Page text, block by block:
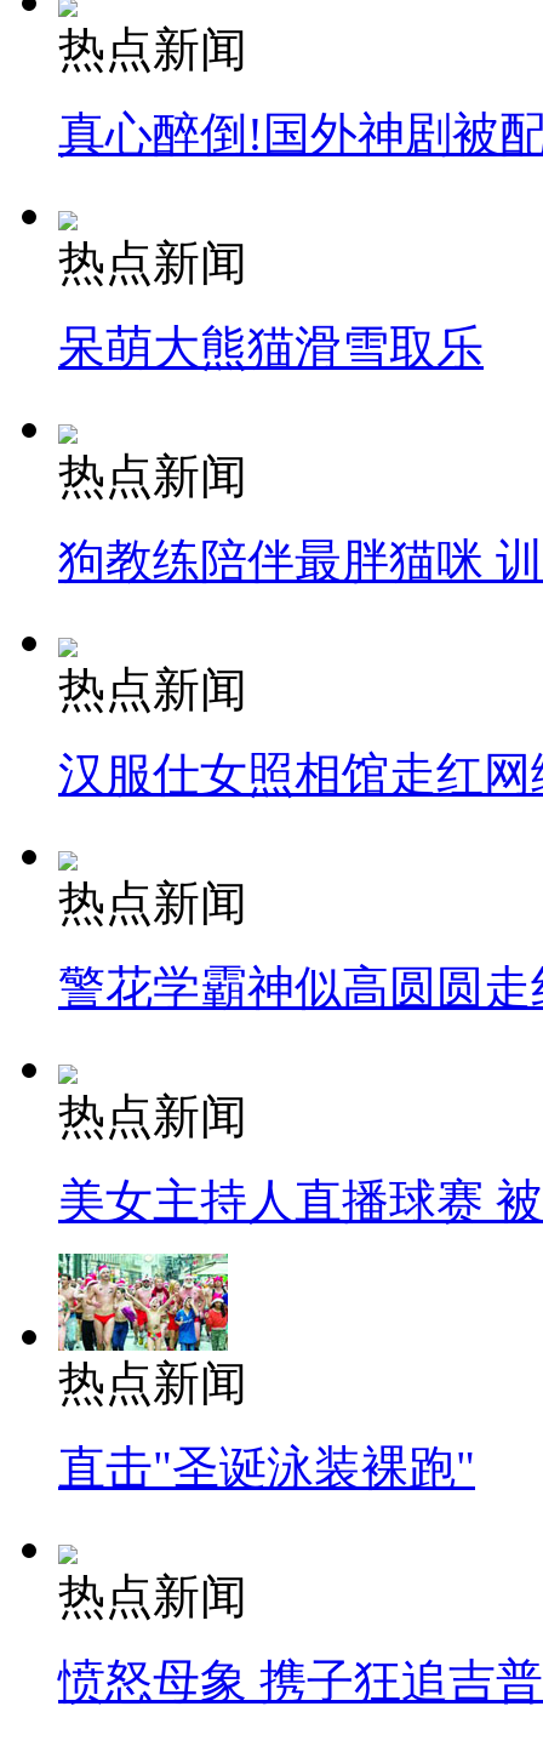
热点新闻
真心醉倒!国外神剧被
热点新闻
呆萌大熊猫滑雪取乐
热点新闻
狗教练陪伴最胖猫咪
热点新闻
汉服仕女照相馆走红网
热点新闻
警花学霸神似高圆圆走
热点新闻
美女主持人直播球赛
热点新闻
直击"圣诞泳装裸跑"
热点新闻
愤怒母象 携子狂追吉